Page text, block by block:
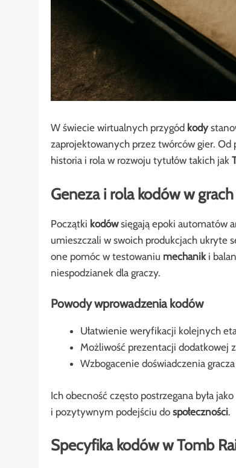
W świecie wirtualnych przygód kody
zaprojektowanych przez twórców gier.
historia i rola w rozwoju tytułów takich jak
Geneza i rola kodów w
Początki kodówsięgają epoki automatów
umieszczali w swoich produkcjach ukryte
one pomóc w testowaniu mechaniki
niespodzianek dla graczy.
Powody wprowadzenia kodów
Ułatwienie weryfikacji kolejnych
Możliwość prezentacji dodatkowej
Wzbogacenie doświadczenia
Ich obecność często postrzegana była jako
i pozytywnym podejściu do społeczności.
Specyfika kodów w Tomb